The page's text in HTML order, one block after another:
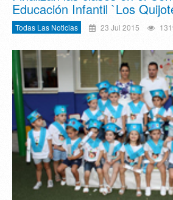
Educación Infantil `Los
Todas Las Noticias 23 Jul 2015